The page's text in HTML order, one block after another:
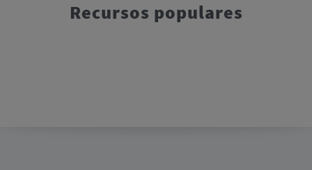
Recursos populares